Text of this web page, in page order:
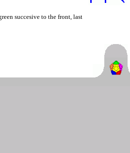
succesive to the front, last